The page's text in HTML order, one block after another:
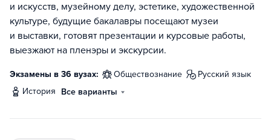
и искусств, музейному делу, эстетике, художественной
культуре, будущие бакалавры посещают музеи
и выставки, готовят презентации и курсовые работы,
выезжают на пленэры и экскурсии.
Экзамены в 36 вузах: обществознание
русский язык
история
Все варианты